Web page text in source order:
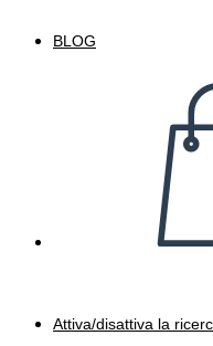
BLOG
Attiva/disattiva la